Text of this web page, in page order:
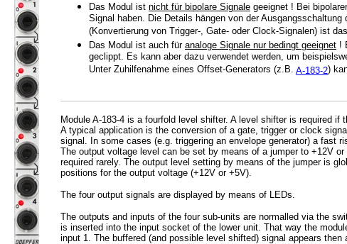
Das Modul ist nicht für bipolare Signale geeignet ! Bei
Signal haben. Die Details hängen von der
(Konvertierung von Trigger-, Gate- oder Clock-Signalen) ist
Das Modul ist auch für analoge Signale nur bedingt geeignet !
geclippt. Es kann aber dazu verwendet werden, um
Unter Zuhilfenahme eines Offset-Generators (z.B. A-183-2)
Module A-183-4 is a fourfold level shifter. A level shifter is required
A typical application is the conversion of a gate, trigger or clock
signal. In some cases (e.g. triggering an envelope generator) a fast
The output voltage level can be set by means of a jumper to +12V
required rarely. The output level setting by means of the jumper is
positions for the output voltage (+12V or +5V).
The four output signals are displayed by means of LEDs.
The outputs and inputs of the four sub-units are normalled via the
is inserted into the input socket of the lower unit. That way the
input 1. The buffered (and possible level shifted) signal appears then